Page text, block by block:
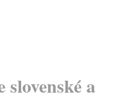
slovenské a